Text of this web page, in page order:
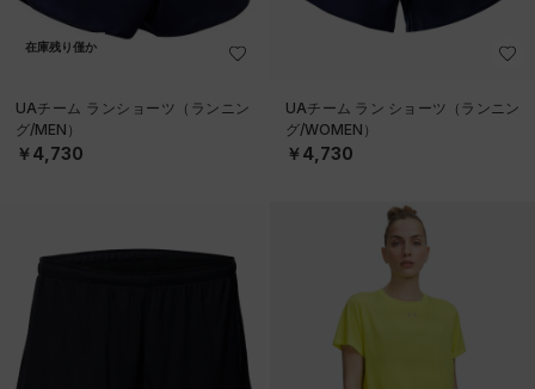
在庫残り僅か
UAチーム ランショーツ（ランニン
グ/MEN）
￥4,730
UAチーム ラン ショーツ（ランニン
グ/WOMEN）
￥4,730